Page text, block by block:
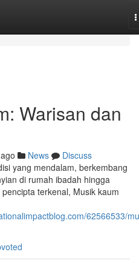
Warisan dan
News
Discuss
yang mendalam, berkembang
di rumah ibadah hingga
terkenal, Musik kaum
62566533/